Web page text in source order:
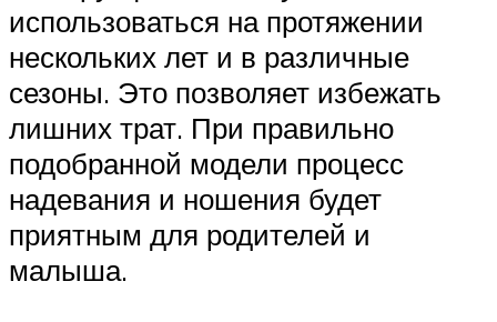
использоваться на протяжении
нескольких лет и в различные
сезоны. Это позволяет избежать
лишних трат. При правильно
подобранной модели процесс
надевания и ношения будет
приятным для родителей и
малыша.